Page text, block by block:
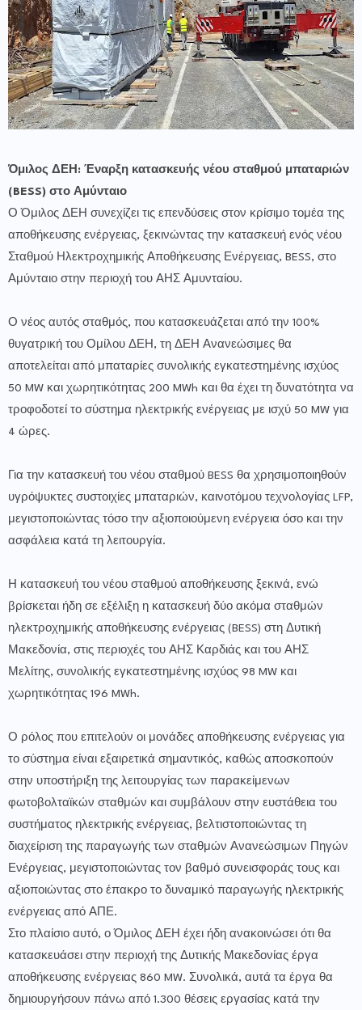
Όμιλος ΔΕΗ: Έναρξη κατασκευής νέου σταθμού μπαταριών
(BESS) στο Αμύνταιο
Ο Όμιλος ΔΕΗ συνεχίζει τις επενδύσεις στον κρίσιμο τομέα της
αποθήκευσης ενέργειας, ξεκινώντας την κατασκευή ενός νέου
Σταθμού Ηλεκτροχημικής Αποθήκευσης Ενέργειας, BESS, στο
Αμύνταιο στην περιοχή του ΑΗΣ Αμυνταίου.
Ο νέος αυτός σταθμός, που κατασκευάζεται από την 100%
θυγατρική του Ομίλου ΔΕΗ, τη ΔΕΗ Ανανεώσιμες θα
αποτελείται από μπαταρίες συνολικής εγκατεστημένης ισχύος
50 MW και χωρητικότητας 200 MWh και θα έχει τη δυνατότητα να
τροφοδοτεί το σύστημα ηλεκτρικής ενέργειας με ισχύ 50 MW για
4 ώρες.
Για την κατασκευή του νέου σταθμού BESS θα χρησιμοποιηθούν
υγρόψυκτες συστοιχίες μπαταριών, καινοτόμου τεχνολογίας LFP,
μεγιστοποιώντας τόσο την αξιοποιούμενη ενέργεια όσο και την
ασφάλεια κατά τη λειτουργία.
Η κατασκευή του νέου σταθμού αποθήκευσης ξεκινά, ενώ
βρίσκεται ήδη σε εξέλιξη η κατασκευή δύο ακόμα σταθμών
ηλεκτροχημικής αποθήκευσης ενέργειας (BESS) στη Δυτική
Μακεδονία, στις περιοχές του ΑΗΣ Καρδιάς και του ΑΗΣ
Μελίτης, συνολικής εγκατεστημένης ισχύος 98 MW και
χωρητικότητας 196 MWh.
Ο ρόλος που επιτελούν οι μονάδες αποθήκευσης ενέργειας για
το σύστημα είναι εξαιρετικά σημαντικός, καθώς αποσκοπούν
στην υποστήριξη της λειτουργίας των παρακείμενων
φωτοβολταϊκών σταθμών και συμβάλουν στην ευστάθεια του
συστήματος ηλεκτρικής ενέργειας, βελτιστοποιώντας τη
διαχείριση της παραγωγής των σταθμών Ανανεώσιμων Πηγών
Ενέργειας, μεγιστοποιώντας τον βαθμό συνεισφοράς τους και
αξιοποιώντας στο έπακρο το δυναμικό παραγωγής ηλεκτρικής
ενέργειας από ΑΠΕ.
Στο πλαίσιο αυτό, ο Όμιλος ΔΕΗ έχει ήδη ανακοινώσει ότι θα
κατασκευάσει στην περιοχή της Δυτικής Μακεδονίας έργα
αποθήκευσης ενέργειας 860 MW. Συνολικά, αυτά τα έργα θα
δημιουργήσουν πάνω από 1.300 θέσεις εργασίας κατά την